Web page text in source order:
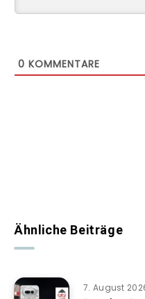
0 KOMMENTARE
Ähnliche Beiträge
7. August